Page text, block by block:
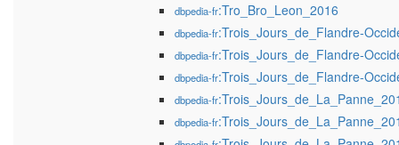
dbpedia-fr:Tro_Bro_Leon_2016
dbpedia-fr:Trois_Jours_de_Flandre-
dbpedia-fr:Trois_Jours_de_Flandre-
dbpedia-fr:Trois_Jours_de_Flandre-
dbpedia-fr
dbpedia-fr